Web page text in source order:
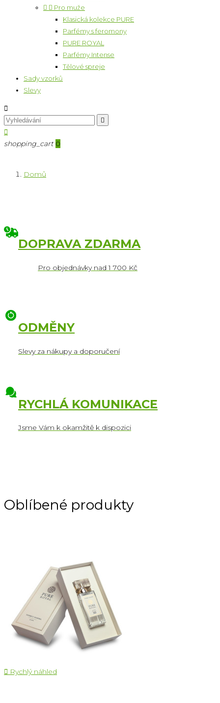
  Pro muže
Klasická kolekce PURE
Parfémy s feromony
PURE ROYAL
Parfémy Intense
Tělové spreje
Sady vzorků
Slevy



shopping_cart 0
Domů
DOPRAVA ZDARMA
Pro objednávky nad 1 700 Kč
ODMĚNY
Slevy za nákupy a doporučení
RYCHLÁ KOMUNIKACE
Jsme Vám k okamžitě k dispozici
Oblíbené produkty
 Rychlý náhled